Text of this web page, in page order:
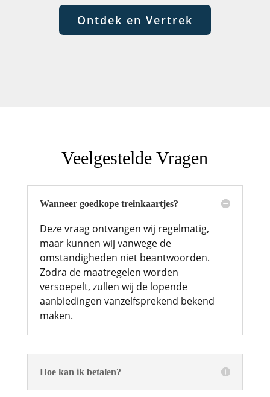
Ontdek en Vertrek
Veelgestelde Vragen
Wanneer goedkope treinkaartjes?
Deze vraag ontvangen wij regelmatig,
maar kunnen wij vanwege de
omstandigheden niet beantwoorden.
Zodra de maatregelen worden
versoepelt, zullen wij de lopende
aanbiedingen vanzelfsprekend bekend
maken.
Hoe kan ik betalen?